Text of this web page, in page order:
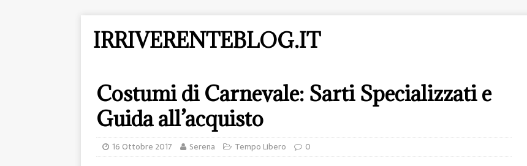
IRRIVERENTEBLOG.IT
Costumi di Carnevale: Sarti Specializzati e
Guida all’acquisto
16 Ottobre 2017 Serena Tempo Libero 0